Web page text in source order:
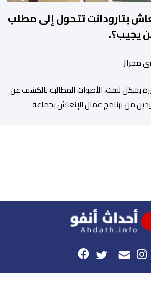
بتارودانت تتحول إلى مطلب
يجيب؟.
محراز
بشكل لافت، الأصوات المطالبة بالكشف عن
من برنامج عمال الإنعاش بجماعة